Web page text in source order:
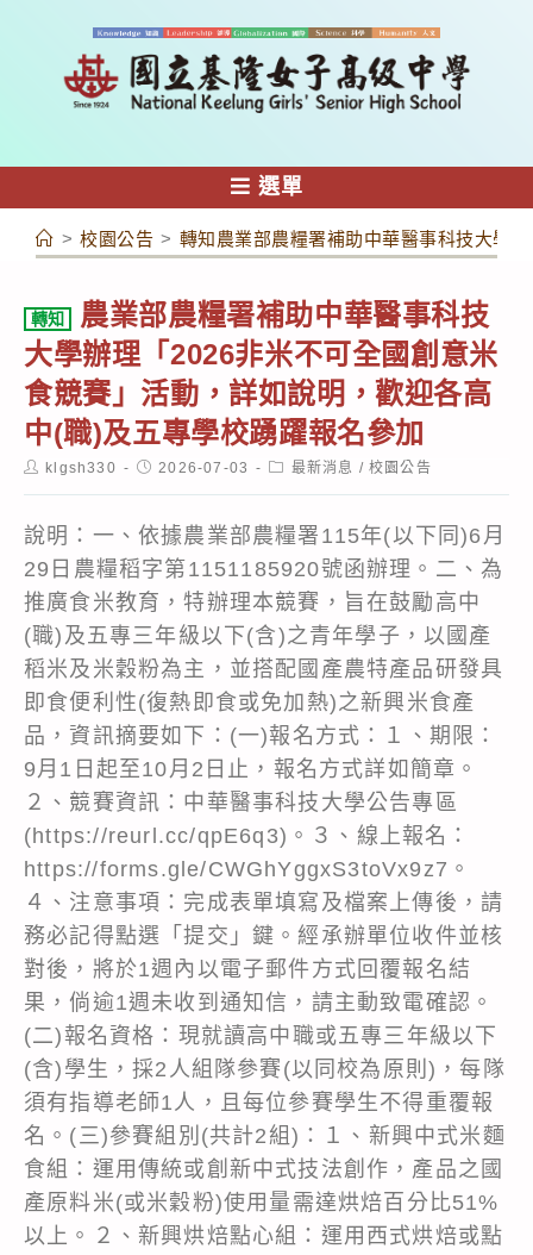
容
選單
> 校園公告 > 轉知農業部農糧署補助中華醫事科技大學
轉知
農業部農糧署補助中華醫事科技
大學辦理「2026非米不可全國創意米
食競賽」活動，詳如說明，歡迎各高
中(職)及五專學校踴躍報名參加
Postklgsh330
Post2026-07-03
Post最新消息 / 校園公告
說明：一、依據農業部農糧署115年(以下同)6月
29日農糧稻字第1151185920號函辦理。二、為
推廣食米教育，特辦理本競賽，旨在鼓勵高中
(職)及五專三年級以下(含)之青年學子，以國產
稻米及米穀粉為主，並搭配國產農特產品研發具
即食便利性(復熱即食或免加熱)之新興米食產
品，資訊摘要如下：(一)報名方式：１、期限：
9月1日起至10月2日止，報名方式詳如簡章。
２、競賽資訊：中華醫事科技大學公告專區
(https://reurl.cc/qpE6q3)。３、線上報名：
https://forms.gle/CWGhYggxS3toVx9z7。
４、注意事項：完成表單填寫及檔案上傳後，請
務必記得點選「提交」鍵。經承辦單位收件並核
對後，將於1週內以電子郵件方式回覆報名結
果，倘逾1週未收到通知信，請主動致電確認。
(二)報名資格：現就讀高中職或五專三年級以下
(含)學生，採2人組隊參賽(以同校為原則)，每隊
須有指導老師1人，且每位參賽學生不得重覆報
名。(三)參賽組別(共計2組)：１、新興中式米麵
食組：運用傳統或創新中式技法創作，產品之國
產原料米(或米穀粉)使用量需達烘焙百分比51%
以上。２、新興烘焙點心組：運用西式烘焙或點